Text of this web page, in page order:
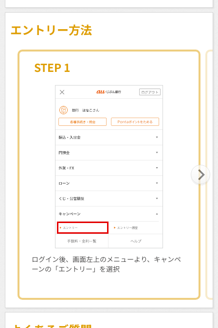
エントリー方法
STEP 1
ログイン後、画面左上のメニューより、キャンペ
ーンの「エントリー」を選択